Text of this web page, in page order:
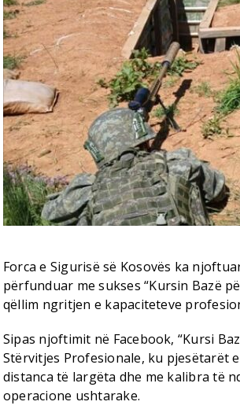
Forca e Sigurisë së Kosovës ka
përfunduar me sukses “Kursin Bazë
qëllim ngritjen e kapaciteteve
Sipas njoftimit në Facebook, “Kursi
Stërvitjes Profesionale, ku pjesëtarët
distanca të largëta dhe me kalibra të
operacione ushtarake.